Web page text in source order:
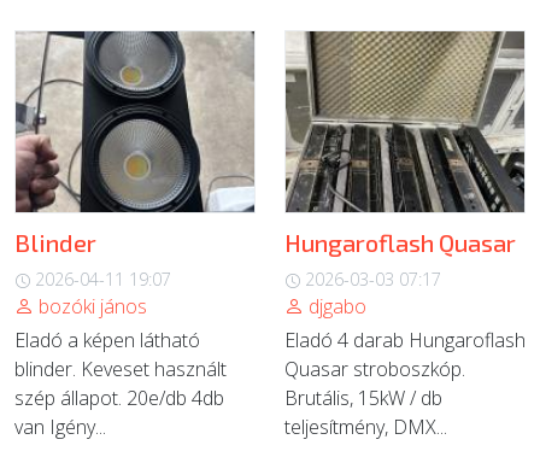
Blinder
2026-04-11 19:07
bozóki jános
Eladó a képen látható
blinder. Keveset használt
szép állapot. 20e/db 4db
van Igény...
Hungaroflash Quasar
2026-03-03 07:17
djgabo
Eladó 4 darab Hungaroflash
Quasar stroboszkóp.
Brutális, 15kW / db
teljesítmény, DMX...